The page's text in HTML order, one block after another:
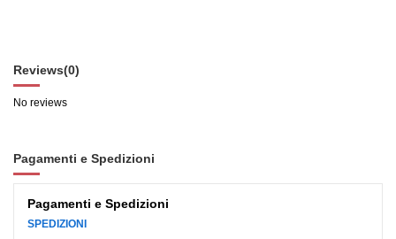
Reviews(0)
No reviews
Pagamenti e Spedizioni
Pagamenti e Spedizioni
SPEDIZIONI